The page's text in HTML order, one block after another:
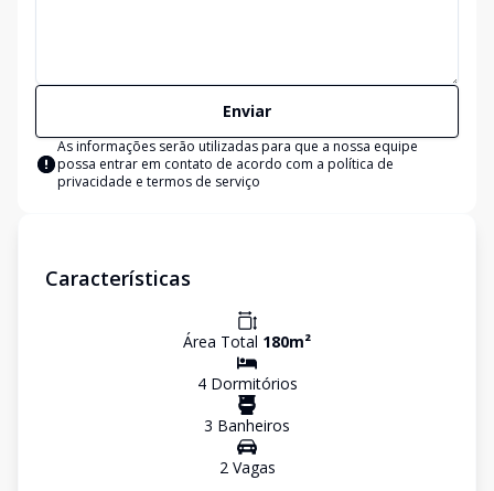
Enviar
As informações serão utilizadas para que a nossa equipe
possa entrar em contato de acordo com a política de
privacidade e termos de serviço
Características
Área Total 180m²
4Dormitórios
3 Banheiros
2Vagas